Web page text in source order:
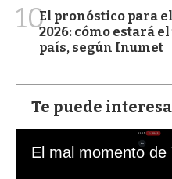
10El pronóstico para
2026: cómo estará
país, según Inumet
Te puede